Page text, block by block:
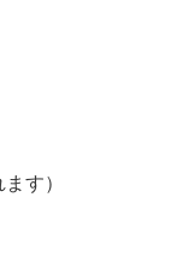
す）